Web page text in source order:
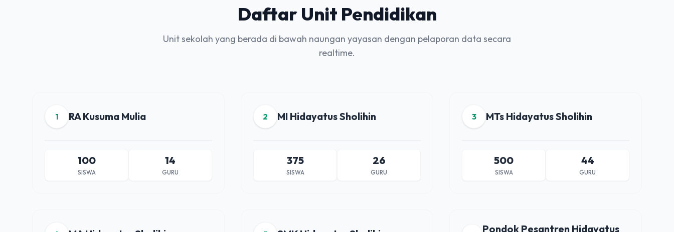
Daftar Unit Pendidikan
Unit sekolah yang berada di bawah naungan yayasan dengan pelaporan data secara
realtime.
1 RA Kusuma Mulia
100
SISWA
14
GURU
2 MI Hidayatus Sholihin
375
SISWA
26
GURU
3 MTs Hidayatus Sholihin
500
SISWA
44
GURU
Pondok Pesantren Hidayatus